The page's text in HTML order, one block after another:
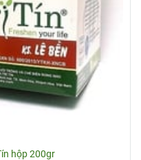
hộp 200gr